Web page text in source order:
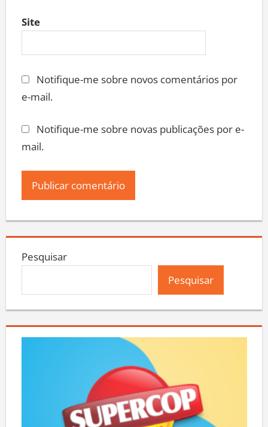
Site
Notifique-me sobre novos comentários por
e-mail.
Notifique-me sobre novas publicações por e-
mail.
Pesquisar
Pesquisar